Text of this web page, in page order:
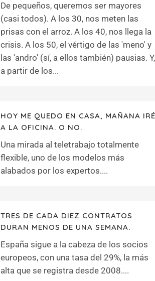
De pequeños, queremos ser mayores
(casi todos). A los 30, nos meten las
prisas con el arroz. A los 40, nos llega la
crisis. A los 50, el vértigo de las 'meno' y
las 'andro' (sí, a ellos también) pausias. Y,
a partir de los...
HOY ME QUEDO EN CASA, MAÑANA IRÉ
A LA OFICINA. O NO.
Una mirada al teletrabajo totalmente
flexible, uno de los modelos más
alabados por los expertos....
TRES DE CADA DIEZ CONTRATOS
DURAN MENOS DE UNA SEMANA.
España sigue a la cabeza de los socios
europeos, con una tasa del 29%, la más
alta que se registra desde 2008....